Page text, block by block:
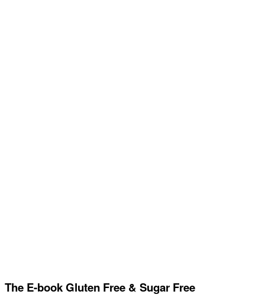
The E-book Gluten Free & Sugar Free